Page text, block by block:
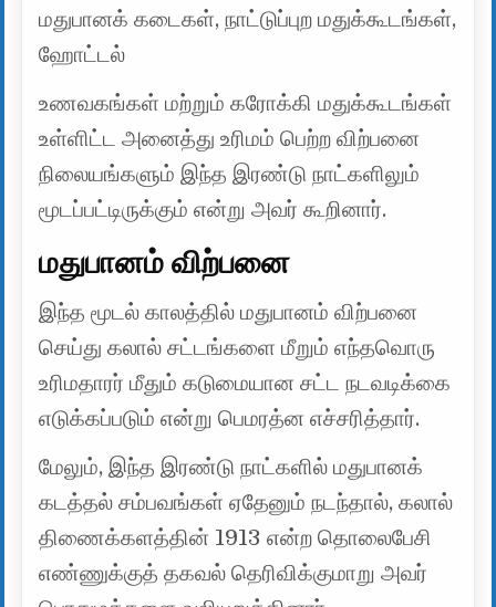
மதுபானக் கடைகள், நாட்டுப்புற மதுக்கூடங்கள்,
ஹோட்டல்
உணவகங்கள் மற்றும் கரோக்கி மதுக்கூடங்கள்
உள்ளிட்ட அனைத்து உரிமம் பெற்ற விற்பனை
நிலையங்களும் இந்த இரண்டு நாட்களிலும்
மூடப்பட்டிருக்கும் என்று அவர் கூறினார்.
மதுபானம் விற்பனை
இந்த மூடல் காலத்தில் மதுபானம் விற்பனை
செய்து கலால் சட்டங்களை மீறும் எந்தவொரு
உரிமதாரர் மீதும் கடுமையான சட்ட நடவடிக்கை
எடுக்கப்படும் என்று பெமரத்ன எச்சரித்தார்.
மேலும், இந்த இரண்டு நாட்களில் மதுபானக்
கடத்தல் சம்பவங்கள் ஏதேனும் நடந்தால், கலால்
திணைக்களத்தின் 1913 என்ற தொலைபேசி
எண்ணுக்குத் தகவல் தெரிவிக்குமாறு அவர்